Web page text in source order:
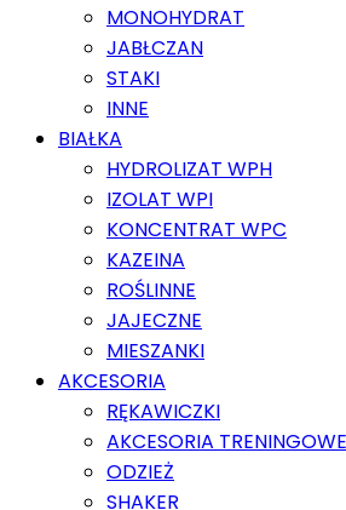
MONOHYDRAT
JABŁCZAN
STAKI
INNE
BIAŁKA
HYDROLIZAT WPH
IZOLAT WPI
KONCENTRAT WPC
KAZEINA
ROŚLINNE
JAJECZNE
MIESZANKI
AKCESORIA
RĘKAWICZKI
AKCESORIA TRENINGOWE
ODZIEŻ
SHAKER